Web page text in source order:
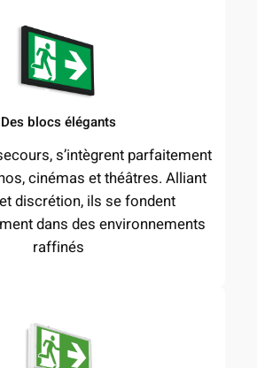
Des blocs élégants
s’intègrent parfaitement
cinémas et théâtres. Alliant
discrétion, ils se fondent
dans des environnements
raffinés